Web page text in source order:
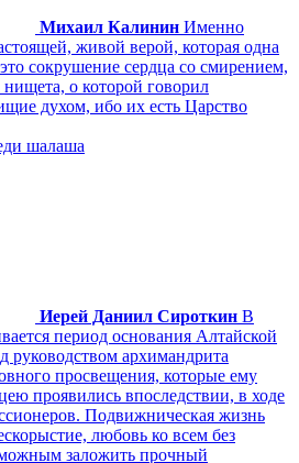
Михаил Калинин Именно
живой верой, которая одна
сокрушение сердца со смирением,
о которой говорил
духом, ибо их есть Царство
шалаша
Иерей Даниил Сироткин В
период основания Алтайской
руководством архимандрита
просвещения, которые ему
проявились впоследствии, в ходе
Подвижническая жизнь
любовь ко всем без
заложить прочный